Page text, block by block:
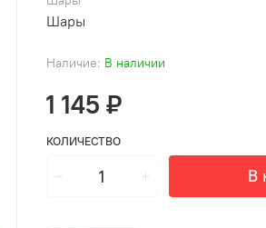
Наличие: В наличии
1 145 ₽
КОЛИЧЕСТВО
В
Шары